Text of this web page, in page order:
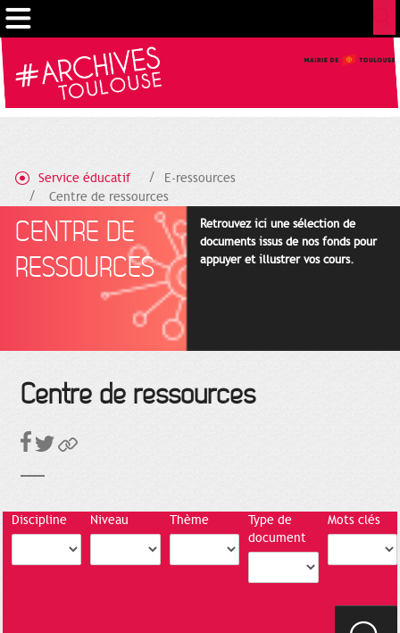
Service éducatif
E-ressources
Centre de ressources
CENTRE DE
RESSOURCES
Retrouvez ici une sélection de
documents issus de nos fonds pour
appuyer et illustrer vos cours.
Centre de ressources
Discipline Niveau Thème
Type de
document
Mots clés
Gestion de vos préférences sur les cookies